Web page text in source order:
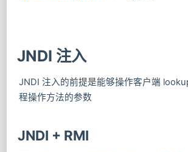
JNDI 注入
JNDI 注入的前提是能够操作客户端
程操作方法的参数
JNDI + RMI